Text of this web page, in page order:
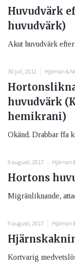
Huvudvärk
huvudvärk)
30 juli, 2012 Hjärnan &
huvudvärk
hemikrani)
Okänd. Drabbar ffa
9 augusti, 2017 Hjärnan
Hortons
9 augusti, 2017 Hjärnan